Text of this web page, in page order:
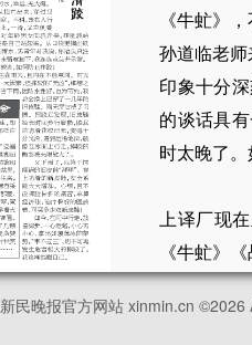
《牛虻》
孙道临老
印象十分
的谈话具
时太晚了
上译厂现
《牛虻》
此为社会
的基本上
新民晚报官方网站 xinmin.cn ©2026